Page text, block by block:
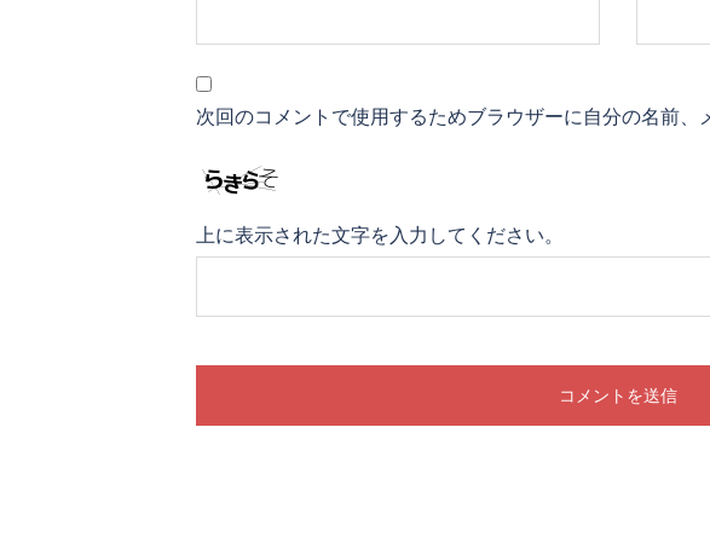
次回のコメントで使用するためブラウザーに自分の名前、
上に表示された文字を入力してください。